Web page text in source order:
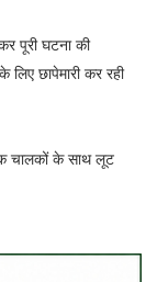
पूरी घटना की
छापेमारी कर रही
चालकों के साथ लूट